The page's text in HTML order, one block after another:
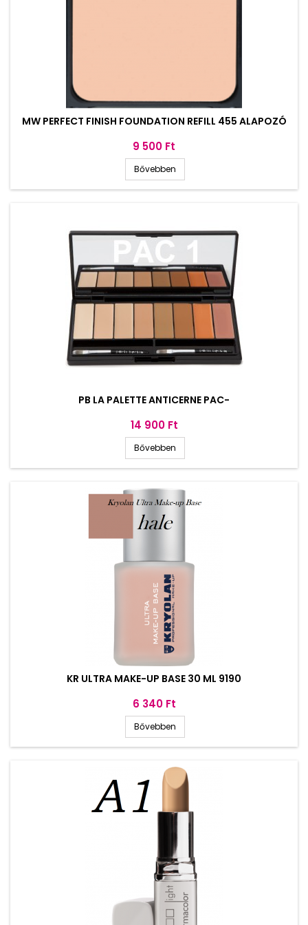
MW PERFECT FINISH FOUNDATION REFILL 455 ALAPOZÓ
Ár
9 500 Ft
Bővebben
PB LA PALETTE ANTICERNE PAC-
Ár
14 900 Ft
Bővebben
KR ULTRA MAKE-UP BASE 30 ML 9190
Ár
6 340 Ft
Bővebben